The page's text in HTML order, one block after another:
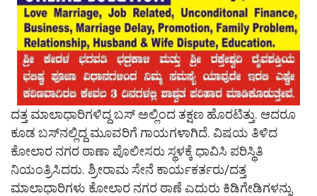
ದತ್ತ ಮಾಲಾಧಾರಿಗಳಿದ್ದ ಬಸ್​ ಅಲ್ಲಿಂದ ತಕ್ಷಣ ಹೊರಟಿತ್ತು. ಆದರೂ
ಕೂಡ ಬಸ್​ನಲ್ಲಿದ್ದ ಮೂವರಿಗೆ ಗಾಯಗಳಾಗಿದೆ. ವಿಷಯ ತಿಳಿದ
ಕೋಲಾರ ನಗರ ಠಾಣಾ ಪೊಲೀಸರು ಸ್ಥಳಕ್ಕೆ ಧಾವಿಸಿ ಪರಿಸ್ಥಿತಿ
ನಿಯಂತ್ರಿಸಿದರು. ಶ್ರೀರಾಮ ಸೇನೆ ಕಾರ್ಯಕರ್ತರು/ದತ್ತ
ಮಾಲಾಧಾರಿಗಳು ಕೋಲಾರ ನಗರ ಠಾಣೆ ಎದುರು ಕಿಡಿಗೇಡಿಗಳನ್ನು